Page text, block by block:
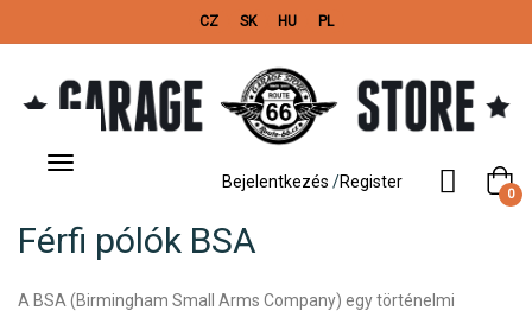
CZ SK HU PL
Bejelentkezés /Register
0
Toggle
Férfi pólók BSA
A BSA (Birmingham Small Arms Company) egy történelmi